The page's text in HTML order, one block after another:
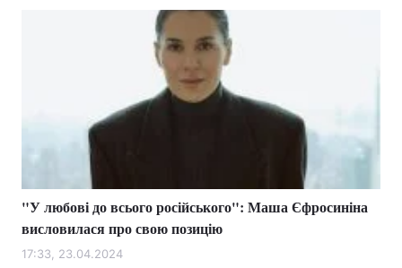
"У любові до всього російського": Маша Єфросиніна
висловилася про свою позицію
17:33, 23.04.2024